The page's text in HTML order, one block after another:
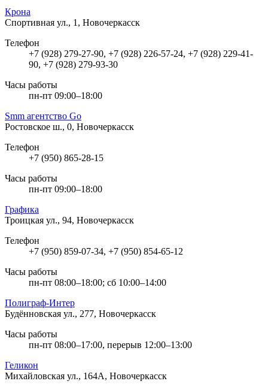
Крона
Спортивная ул., 1, Новочеркасск
Телефон
+7 (928) 279-27-90, +7 (928) 226-57-24, +7 (928) 229-41-
90, +7 (928) 279-93-30
Часы работы
пн-пт 09:00–18:00
Smm агентство Go
Ростовское ш., 0, Новочеркасск
Телефон
+7 (950) 865-28-15
Часы работы
пн-пт 09:00–18:00
Графика
Троицкая ул., 94, Новочеркасск
Телефон
+7 (950) 859-07-34, +7 (950) 854-65-12
Часы работы
пн-пт 08:00–18:00; сб 10:00–14:00
Полиграф-Интер
Будённовская ул., 277, Новочеркасск
Часы работы
пн-пт 08:00–17:00, перерыв 12:00–13:00
Геликон
Михайловская ул., 164А, Новочеркасск